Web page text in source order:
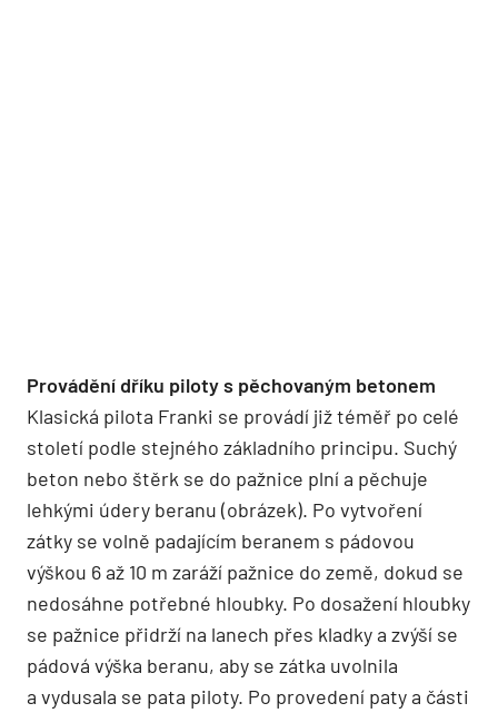
Provádění dříku piloty s pěchovaným betonem
Klasická pilota Franki se provádí již téměř po celé
století podle stejného základního principu. Suchý
beton nebo štěrk se do paž­nice plní a pěchuje
lehkými údery beranu (obrázek). Po vytvoření
zátky se volně pada­jícím beranem s pádovou
výškou 6 až 10 m zaráží pažnice do země, dokud se
nedosáhne potřebné hloubky. Po dosažení hloubky
se pažnice přidrží na lanech přes kladky a zvýší se
pádová výška beranu, aby se zátka uvolnila
a vydusala se pata piloty. Po prove­dení paty a části